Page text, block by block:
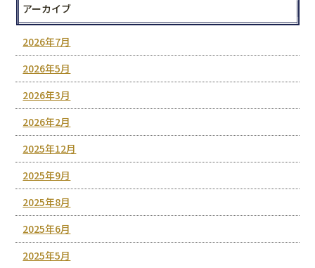
アーカイブ
2026年7月
2026年5月
2026年3月
2026年2月
2025年12月
2025年9月
2025年8月
2025年6月
2025年5月